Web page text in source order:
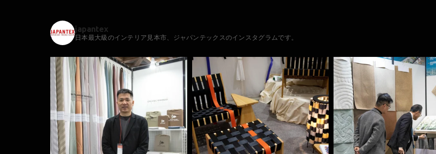
japantex
日本最大級のインテリア見本市、ジャパンテックスのインスタグラムです。